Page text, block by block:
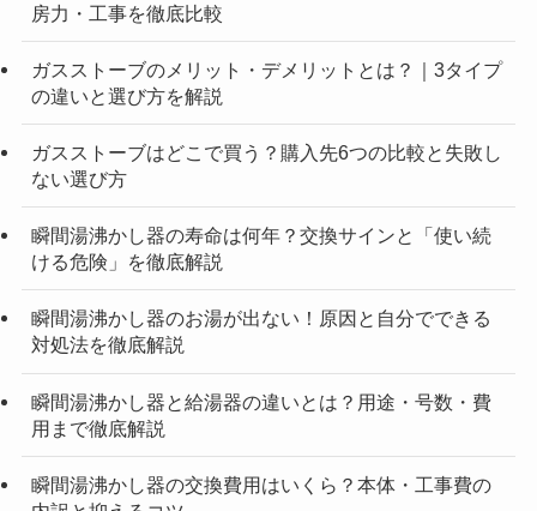
房力・工事を徹底比較
ガスストーブのメリット・デメリットとは？｜3タイプ
の違いと選び方を解説
ガスストーブはどこで買う？購入先6つの比較と失敗し
ない選び方
瞬間湯沸かし器の寿命は何年？交換サインと「使い続
ける危険」を徹底解説
瞬間湯沸かし器のお湯が出ない！原因と自分でできる
対処法を徹底解説
瞬間湯沸かし器と給湯器の違いとは？用途・号数・費
用まで徹底解説
瞬間湯沸かし器の交換費用はいくら？本体・工事費の